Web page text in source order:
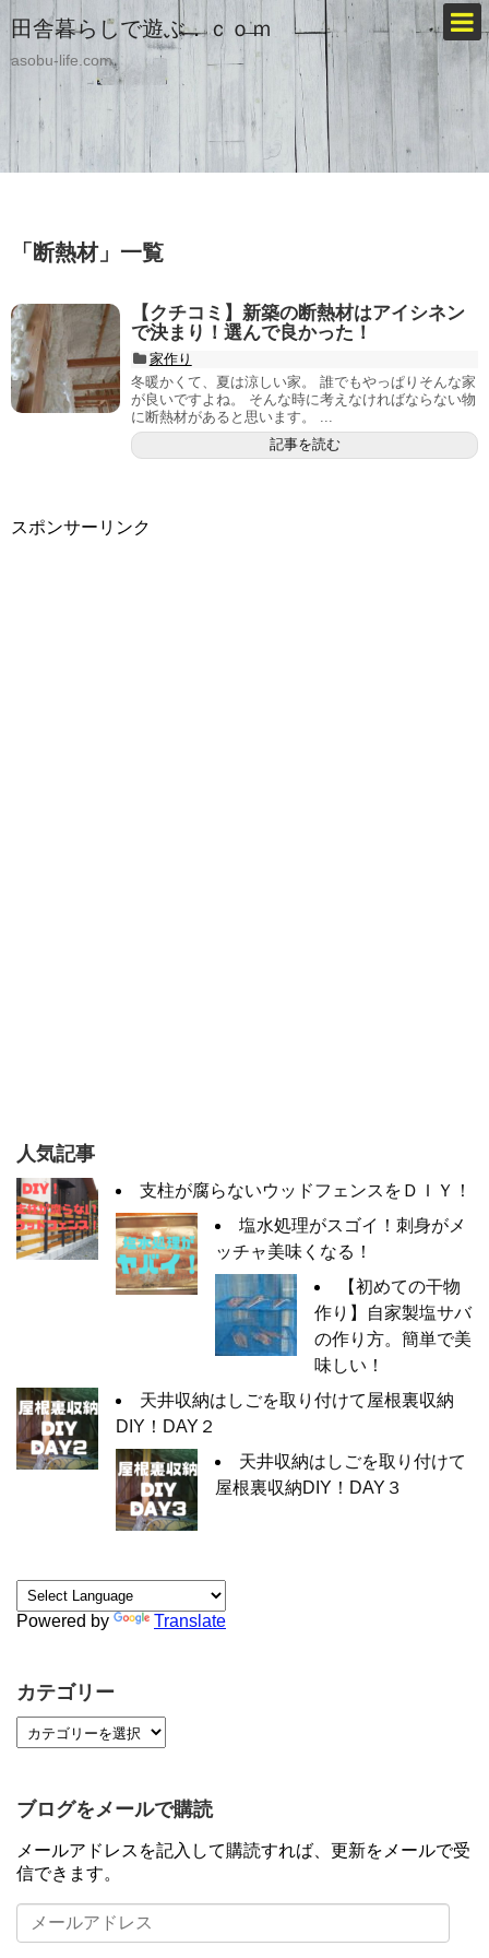
田舎暮らしで遊ぶ．ｃｏｍ
asobu-life.com
「 断熱材」 一覧
【クチコミ】新築の断熱材はアイシネン
で決まり！選んで良かった！
家作り
冬暖かくて、夏は涼しい家。 誰でもやっぱりそんな家
が良いですよね。 そんな時に考えなければならない物
に断熱材があると思います。 ...
記事を読む
スポンサーリンク
人気記事
支柱が腐らないウッドフェンスをＤＩＹ！
塩水処理がスゴイ！刺身がメ
ッチャ美味くなる！
【初めての干物
作り】自家製塩サバ
の作り方。簡単で美
味しい！
天井収納はしごを取り付けて屋根裏収納
DIY！DAY２
天井収納はしごを取り付けて
屋根裏収納DIY！DAY３
Powered by Translate
カテゴリー
ブログをメールで購読
メールアドレスを記入して購読すれば、更新をメールで受
信できます。
メ
ー